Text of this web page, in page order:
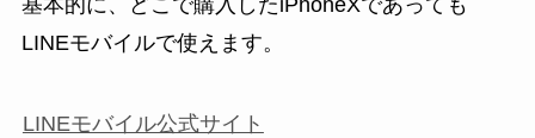
LINEモバイルで使えます。
LINEモバイル公式サイト